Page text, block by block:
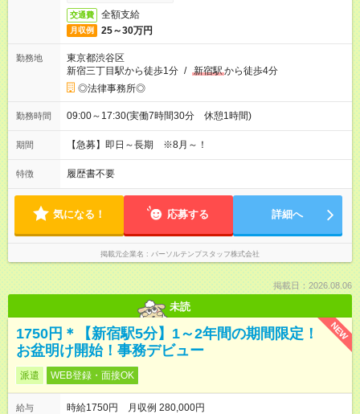
交通費 全額支給
月収例 25～30万円
勤務地
東京都渋谷区
新宿三丁目駅から徒歩1分 / 新宿駅から徒歩4分
◎法律事務所◎
勤務時間 09:00～17:30(実働7時間30分 休憩1時間)
期間 【急募】即日～長期 ※8月～！
特徴 履歴書不要
気になる！ 応募する 詳細へ
掲載元企業名 パーソルテンプスタッフ株式会社
掲載日：2026.08.06
未読
NEW
1750円＊【新宿駅5分】1～2年間の期間限定！
お盆明け開始！事務デビュー
派遣 WEB登録・面接OK
給与
時給1750円 月収例 280,000円